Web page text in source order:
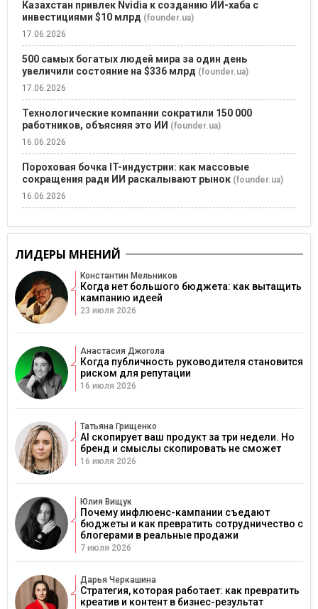
Казахстан привлек Nvidia к созданию ИИ-хаба с
инвестициями $10 млрд (founder.ua)
17.06.2026
500 самых богатых людей мира за один день
увеличили состояние на $336 млрд (founder.ua)
17.06.2026
Технологические компании сократили 150 000
работников, объясняя это ИИ (founder.ua)
16.06.2026
Пороховая бочка IT-индустрии: как массовые
сокращения ради ИИ раскалывают рынок (founder.ua)
16.06.2026
ЛИДЕРЫ МНЕНИЙ
Константин Мельников
Когда нет большого бюджета: как вытащить
кампанию идеей
23 июля 2026
Анастасия Джогола
Когда публичность руководителя становится
риском для репутации
16 июля 2026
Татьяна Грищенко
AI скопирует ваш продукт за три недели. Но
бренд и смыслы скопировать не сможет
16 июля 2026
Юлия Вищук
Почему инфлюенс-кампании съедают
бюджеты и как превратить сотрудничество с
блогерами в реальные продажи
7 июля 2026
Дарья Черкашина
Стратегия, которая работает: как превратить
креатив и контент в бизнес-результат